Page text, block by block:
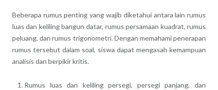
Beberapa rumus penting yang wajib diketahui antara lain rumus
luas dan keliling bangun datar, rumus persamaan kuadrat, rumus
peluang, dan rumus trigonometri. Dengan memahami penerapan
rumus tersebut dalam soal, siswa dapat mengasah kemampuan
analisis dan berpikir kritis.
Rumus luas dan keliling persegi, persegi panjang, dan